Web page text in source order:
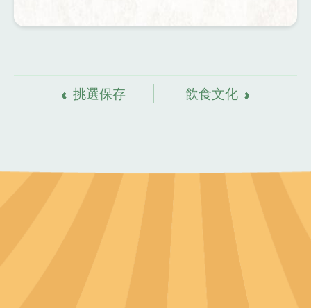
挑選保存
飲食文化